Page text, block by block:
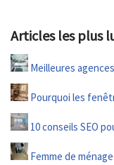
Articles les plus
Meilleures
Pourquoi les
10 conseils SEO
Femme de